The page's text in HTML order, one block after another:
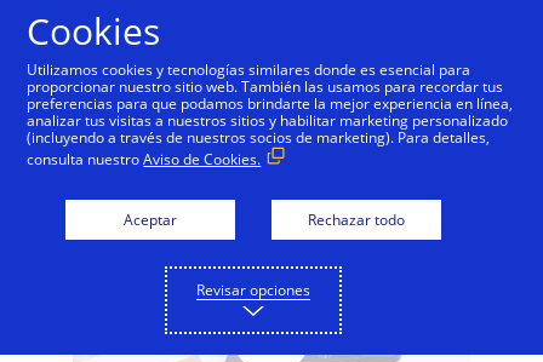
How to Tap to Pay with Visa
(subtitles)
Cookies
Utilizamos cookies y tecnologías similares donde es esencial para
proporcionar nuestro sitio web. También las usamos para recordar tus
preferencias para que podamos brindarte la mejor experiencia en línea,
analizar tus visitas a nuestros sitios y habilitar marketing personalizado
(incluyendo a través de nuestros socios de marketing). Para detalles,
consulta nuestroAviso de Cookies.
Aceptar Rechazar todo
Revisar opciones